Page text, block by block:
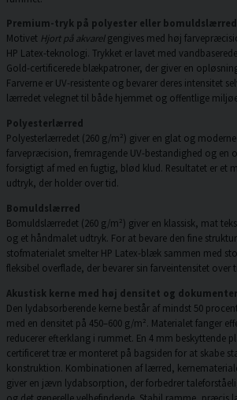
Premium-tryk på polyester eller bomuldslærred
Motivet Hjort på akvarelgengives med høj
HP Latex-teknologi. Trykket er lavet med
Gold-certificerede blækpatroner, der giver en
Farverne er UV-resistente og bevarer deres intensitet
lærredet velegnet til både hjemmet og offentlige
Polyesterlærred
Polyesterlærredet (260 g/m²) giver en glat og
farvepræcision, fremragende UV-bestandighed og en
forsigtigt af med en fugtig, blød klud. Resultatet er et
udtryk, der holder over tid.
Bomuldslærred
Bomuldslærredet (260 g/m²) giver en klassisk, mat
og et håndmalet udtryk. For at bevare den fine
stofmaterialet smelter HP Latex-blæk sammen med
fleksibel overflade, der bevarer sin farveintensitet over
Akustisk kerne med høj densitet og
Den lydabsorberende kerne består af mindst 50
med en densitet på 450–600 g/m². Materialet fanger
reducerer efterklang i rummet. En 4 mm beskyttende
certificeret træ er monteret på bagsiden for at skabe
konstruktion. Kombinationen af lærred,
giver en jævn lydabsorption, der forbedrer